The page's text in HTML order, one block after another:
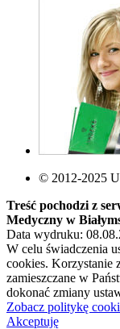
© 2012-2025
Treść pochodzi z
Medyczny w
Data wydruku:
W celu świadczenia
cookies. Korzystanie
zamieszczane w
dokonać zmiany
Zobacz politykę
Akceptuję